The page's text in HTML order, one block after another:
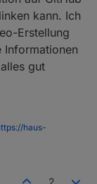
kann. Ich
Erstellung
Informationen
gut
haus-